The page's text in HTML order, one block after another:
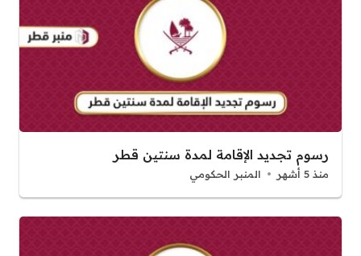
رسوم تجديد الإقامة لمدة سنتين قطر
منذ 5 أشهر المنبر الحكومي